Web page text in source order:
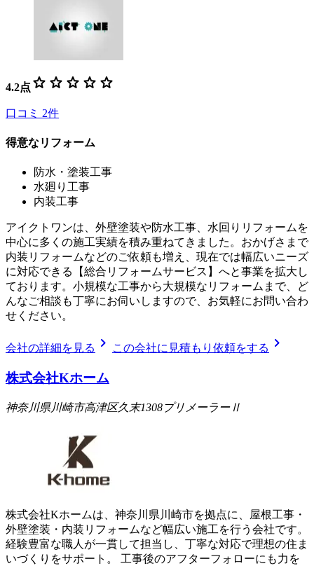
4.2点 star star star star star
口コミ 2件
得意なリフォーム
防水・塗装工事
水廻り工事
内装工事
アイクトワンは、外壁塗装や防水工事、水回りリフォームを
中心に多くの施工実績を積み重ねてきました。おかげさまで
内装リフォームなどのご依頼も増え、現在では幅広いニーズ
に対応できる【総合リフォームサービス】へと事業を拡大し
ております。小規模な工事から大規模なリフォームまで、ど
んなご相談も丁寧にお伺いしますので、お気軽にお問い合わ
せください。
会社の詳細を見る chevron_right この会社に見積もり依頼をする chevron_right
株式会社Kホーム
神奈川県川崎市高津区久末1308プリメーラーⅡ
株式会社Kホームは、神奈川県川崎市を拠点に、屋根工事・
外壁塗装・内装リフォームなど幅広い施工を行う会社です。
経験豊富な職人が一貫して担当し、丁寧な対応で理想の住ま
いづくりをサポート。 工事後のアフターフォローにも力を